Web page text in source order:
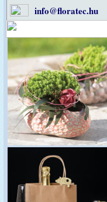
info@floratec.hu